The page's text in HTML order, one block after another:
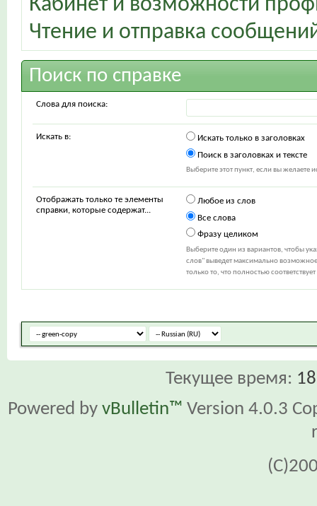
Кабинет и возможности
Чтение и отправка
Поиск по справке
Слова для поиска:
Искать в:
Искать только в заголовках
Поиск в заголовках и тексте
Выберите этот пункт, если вы желаете
Отображать только те элементы
справки, которые содержат...
Любое из слов
Все слова
Фразу целиком
Выберите один из вариантов, чтобы
слов" выведет максимально возможное
только то, что полностью
Текущее время:
Powered by vBulletin™ Version 4.0.3